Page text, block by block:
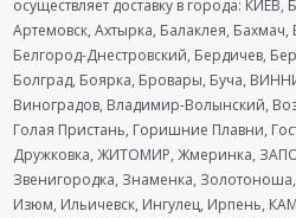
осуществляет доставку в города:
Артемовск, Ахтырка, Балаклея, Бахмач,
Белгород-Днестровский, Бердичев,
Болград, Боярка, Бровары, Буча,
Виноградов, Владимир-Волынский,
Голая Пристань, Горишние Плавни,
Дружковка, ЖИТОМИР, Жмеринка,
Звенигородка, Знаменка,
Изюм, Ильичевск, Ингулец, Ирпень,